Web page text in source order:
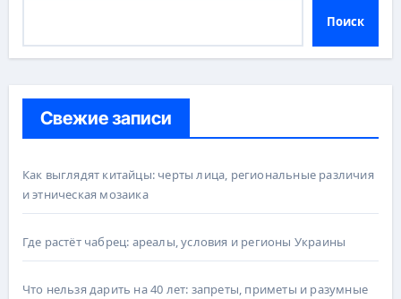
Поиск
Свежие записи
Как выглядят китайцы: черты лица, региональные различия
и этническая мозаика
Где растёт чабрец: ареалы, условия и регионы Украины
Что нельзя дарить на 40 лет: запреты, приметы и разумные